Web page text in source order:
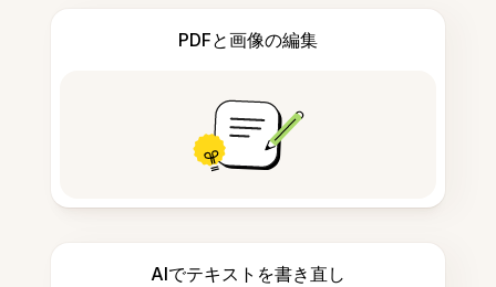
PDFと画像の編集
AIでテキストを書き直し